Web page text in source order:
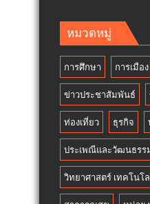
จาก
ขยะ
เปลี่ยน
กอง
ขยะ
เป็นก
บุญ
หมวดหมู่
การศึกษา การเมือง
ข่าวประชาสัมพันธ์
ท่องเที่ยว ธุรกิจ
ประเพณีและวัฒนธรร
วิทยาศาสตร์ เทคโนโ